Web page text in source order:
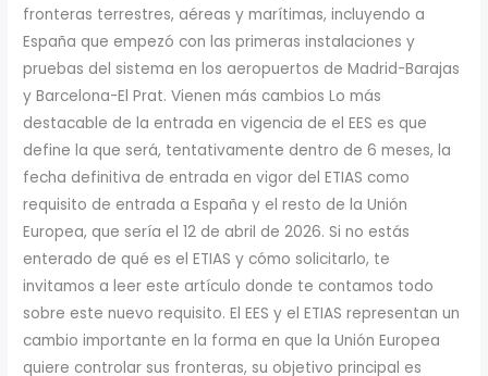
fronteras terrestres, aéreas y marítimas, incluyendo a
España que empezó con las primeras instalaciones y
pruebas del sistema en los aeropuertos de Madrid-Barajas
y Barcelona-El Prat. Vienen más cambios Lo más
destacable de la entrada en vigencia de el EES es que
define la que será, tentativamente dentro de 6 meses, la
fecha definitiva de entrada en vigor del ETIAS como
requisito de entrada a España y el resto de la Unión
Europea, que sería el 12 de abril de 2026. Si no estás
enterado de qué es el ETIAS y cómo solicitarlo, te
invitamos a leer este artículo donde te contamos todo
sobre este nuevo requisito. El EES y el ETIAS representan un
cambio importante en la forma en que la Unión Europea
quiere controlar sus fronteras, su objetivo principal es